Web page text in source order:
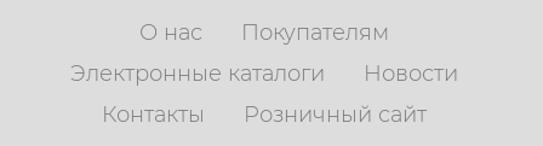
О нас
Покупателям
Электронные каталоги
Новости
Контакты
Розничный сайт